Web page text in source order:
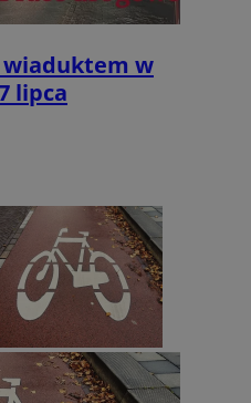
wiaduktem w
lipca